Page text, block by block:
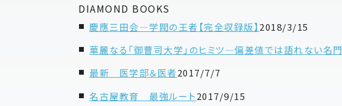
DIAMOND BOOKS
慶應三田会―学閥の王者【完全収録版】 2018/3/15
華麗なる「御曹司大学」のヒミツ―偏差値では語れない名門
最新 医学部＆医者2017/7/7
名古屋教育 最強ルート2017/9/15